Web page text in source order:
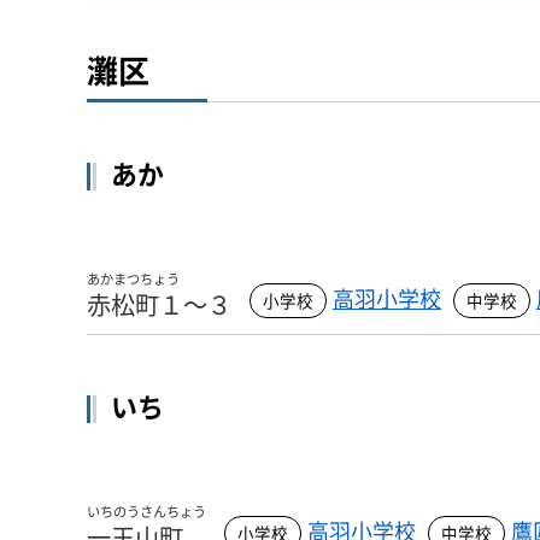
灘区
あか
あかまつちょう
赤松町１～３ 高羽小学校
いち
いちのうさんちょう
高羽小学校 鷹